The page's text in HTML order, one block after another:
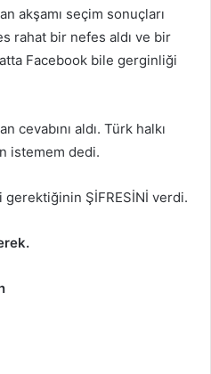
akşamı seçim sonuçları
rahat bir nefes aldı ve bir
Facebook bile gerginliği
cevabını aldı. Türk halkı
istemem dedi.
ŞİFRESİNİ verdi.